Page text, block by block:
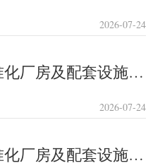
2026-07-24
喀什经济开发区标准化厂房及配套设施建设项目(一期)第三标段“7·6”一般高处坠落事故整改和防范措施落实情况评估报告
2026-07-24
喀什经济开发区标准化厂房及配套设施建设项目(一期)第三标段“4·2”一般高处坠落亡人事故整改和防范措施落实情况评估报告